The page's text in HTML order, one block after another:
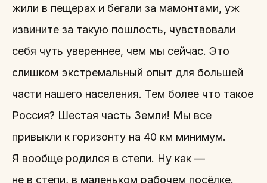
жили в пещерах и бегали за мамонтами, уж
извините за такую пошлость, чувствовали
себя чуть увереннее, чем мы сейчас. Это
слишком экстремальный опыт для большей
части нашего населения. Тем более что такое
Россия? Шестая часть Земли! Мы все
привыкли к горизонту на 40 км минимум.
Я вообще родился в степи. Ну как —
не в степи, в маленьком рабочем посёлке.